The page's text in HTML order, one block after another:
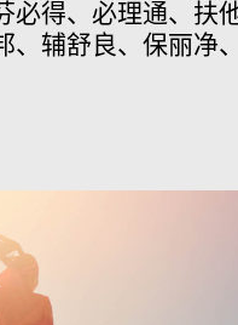
必得、必理通、扶
、辅舒良、保丽净